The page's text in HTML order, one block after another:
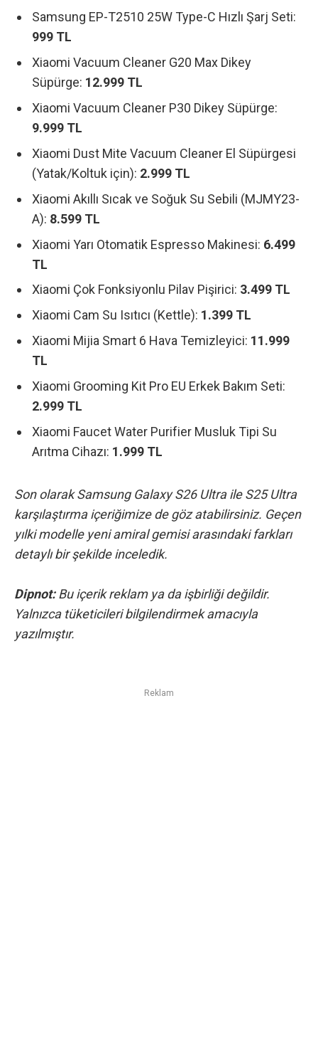
Samsung EP-T2510 25W Type-C Hızlı Şarj Seti:
999 TL
Xiaomi Vacuum Cleaner G20 Max Dikey
Süpürge: 12.999 TL
Xiaomi Vacuum Cleaner P30 Dikey Süpürge:
9.999 TL
Xiaomi Dust Mite Vacuum Cleaner El Süpürgesi
(Yatak/Koltuk için): 2.999 TL
Xiaomi Akıllı Sıcak ve Soğuk Su Sebili (MJMY23-
A): 8.599 TL
Xiaomi Yarı Otomatik Espresso Makinesi: 6.499
TL
Xiaomi Çok Fonksiyonlu Pilav Pişirici: 3.499 TL
Xiaomi Cam Su Isıtıcı (Kettle): 1.399 TL
Xiaomi Mijia Smart 6 Hava Temizleyici: 11.999
TL
Xiaomi Grooming Kit Pro EU Erkek Bakım Seti:
2.999 TL
Xiaomi Faucet Water Purifier Musluk Tipi Su
Arıtma Cihazı: 1.999 TL
Son olarakSamsung Galaxy S26 Ultra ile S25 Ultra
karşılaştırmaiçeriğimize de göz atabilirsiniz. Geçen
yılki modelle yeni amiral gemisi arasındaki farkları
detaylı bir şekilde inceledik.
Dipnot:Bu içerik reklam ya da işbirliği değildir.
Yalnızca tüketicileri bilgilendirmek amacıyla
yazılmıştır.
Reklam